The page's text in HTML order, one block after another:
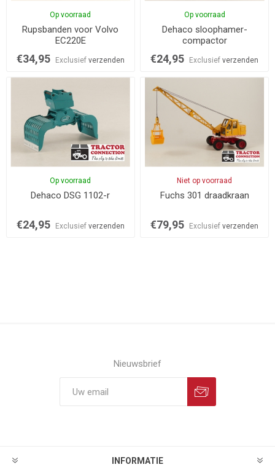
Op voorraad
Rupsbanden voor Volvo
EC220E
€34,95 Exclusief verzenden
Op voorraad
Dehaco sloophamer-
compactor
€24,95 Exclusiefverzenden
Op voorraad
Dehaco DSG 1102-r
€24,95 Exclusief verzenden
Niet op voorraad
Fuchs 301 draadkraan
€79,95 Exclusiefverzenden
Nieuwsbrief
INFORMATIE